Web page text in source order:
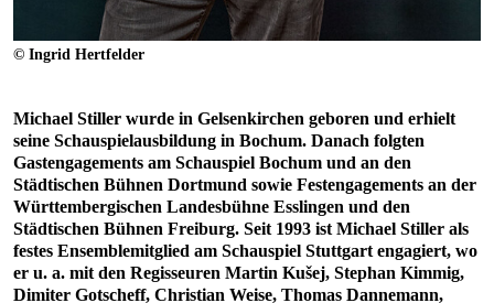
© Ingrid Hertfelder
Michael Stiller wurde in Gelsenkirchen geboren und erhielt
seine Schauspielausbildung in Bochum. Danach folgten
Gastengagements am Schauspiel Bochum und an den
Städtischen Bühnen Dortmund sowie Festengagements an der
Württembergischen Landesbühne Esslingen und den
Städtischen Bühnen Freiburg. Seit 1993 ist Michael Stiller als
festes Ensemblemitglied am Schauspiel Stuttgart engagiert, wo
er u. a. mit den Regisseuren Martin Kušej, Stephan Kimmig,
Dimiter Gotscheff, Christian Weise, Thomas Dannemann,